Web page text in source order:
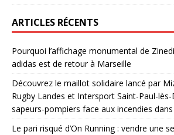
ARTICLES RÉCENTS
Pourquoi l’affichage monumental de
adidas est de retour à Marseille
Découvrez le maillot solidaire lancé par
Rugby Landes et Intersport Saint-Paul-
sapeurs-pompiers face aux incendies
Le pari risqué d’On Running : vendre une